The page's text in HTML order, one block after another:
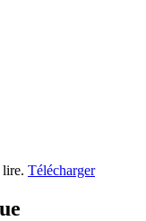
lire. Télécharger